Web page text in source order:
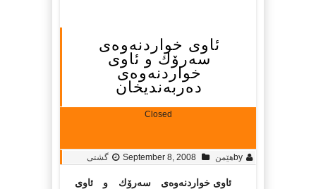
ئاوی خواردنەوەی
سەرۆك و ئاوی
خواردنەوەی
دەربەندیخان
Closed
byهێمن September 8, 2008 گشتی
ئاوی خواردنەوەی سەرۆك و ئاوی